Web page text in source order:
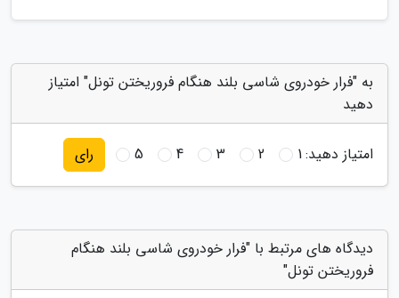
به "فرار خودروی شاسی بلند هنگام فروریختن تونل" امتیاز
دهید
امتیاز دهید:1
2
3
4
5 رای
دیدگاه های مرتبط با "فرار خودروی شاسی بلند هنگام
فروریختن تونل"